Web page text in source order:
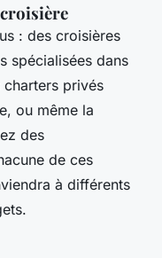
: des croisières
spécialisées dans
privés
ou même la
des
de ces
à différents